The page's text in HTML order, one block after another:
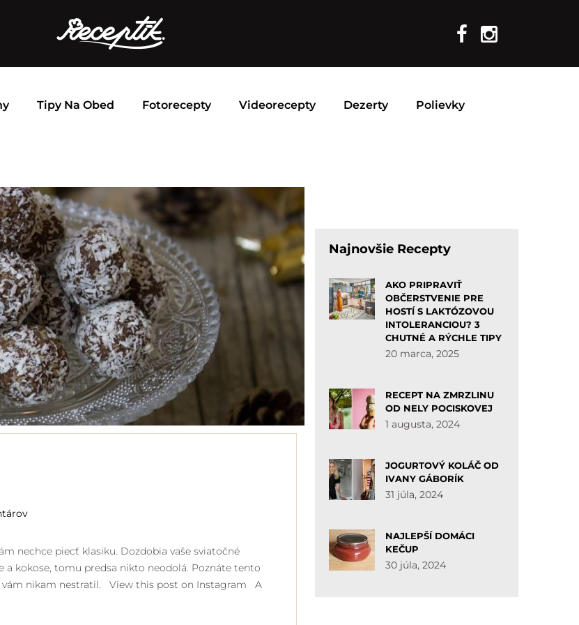
Tipy Na Obed Fotorecepty Videorecepty Dezerty Polievky
nechce piecť klasiku. Dozdobia vaše sviatočné
a kokose, tomu predsa nikto neodolá. Poznáte tento
vám nikam nestratil. View this post on Instagram A
Najnovšie Recepty
AKO PRIPRAVIŤ
OBČERSTVENIE PRE
HOSTÍ S LAKTÓZOVOU
INTOLERANCIOU? 3
CHUTNÉ A RÝCHLE TIPY
20 marca, 2025
RECEPT NA ZMRZLINU
OD NELY POCISKOVEJ
1 augusta, 2024
JOGURTOVÝ KOLÁČ OD
IVANY GÁBORÍK
31 júla, 2024
NAJLEPŠÍ DOMÁCI
KEČUP
30 júla, 2024